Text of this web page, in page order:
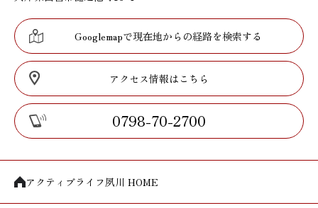
Googlemapで現在地からの経路を検索する
アクセス情報はこちら
0798-70-2700
アクティブライフ夙川 HOME